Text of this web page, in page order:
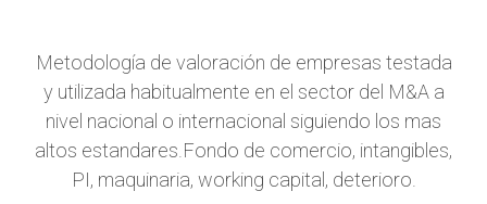
Metodología de valoración de empresas testada
y utilizada habitualmente en el sector del M&A a
nivel nacional o internacional siguiendo los mas
altos estandares.Fondo de comercio, intangibles,
PI, maquinaria, working capital, deterioro.